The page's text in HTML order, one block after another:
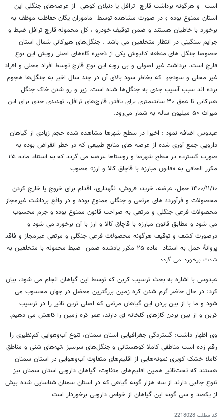
است و هرگونه برداشت قارچ ترافل یا دنبلان کوهی از عرصه‌های جنگلی این
استان ممنوع بوده و در صورت مشاهده توسط ماموران یگان حفاظت موظف به
برخورد با خاطیان هستند و ضمن توقیف خودرو ، کل محموله قارچ ترافل ضبط و
جرایم سنگینی در انتظار متخلفین می باشد . جنگل‌های هیرکانی شمال استان
خصوصا جنگل های منطقه کالپوش یکی از ذخیره گاه‌های اصلی رویش این نوع
قارچ است. برداشت غیر اصولی و بی رویه این نوع قارچ توسط افراد محلی و افراد
غیر محلی و سودجو که بخاطر سود بالای آن در چند سال اخیر به جنگل‌ها هجوم
برده اند سبب آسیب جدی به جنگل‌ها شده است. زیر و رو شدن خاک جنگل
هیرکانی تا عمق ۳۰ سانتیمتری برای یافتن قارچ‌های ترافل، تهدیدی جدی برای این
میراث ۵۰ میلیون ساله به شمار می‌رود.
عبدوس اضافه نمود : اخیرا در سطح شهرها مشاهده شده حجم زیادی از گیاهان
دارویی جمع آوری شده از عرصه های منابع طبیعی که در خطر انقراض بوده به
صورت گسترده در سطح شهرها و روستاها عرضه می گردد که به استناد ماده ۲۵
مکرر الحاقی به «قانون مبارزه با قاچاق کالا و ارز» مصوب
۱۴۰۰/۱۱/۱۰ حمل، عرضه، خرید، فروش، نگهداری، اقدام برای خروج یا خارج کردن
محصولات و فرآورده های مرتعی و جنگلی ممنوع بوده و در واقع برداشت غیرمجاز
محصولات فرعی جنگلی و مرتعی به صراحت قانون ممنوع بوده و جرم محسوب
می شود و مطابق قانون مبارزه با قاچاق کالا و ارز با آن برخورد می شود و
درصورت کشف و توقیف هرگونه محصولات فرعی جنگلی و مرتعی غیرمجاز و فاقد
پروانۀ حمل به استناد ماده ۲۵ مکرر یادشده ضمن ضبط محموله با متخلفین به
شدت برخورد می گردد
عبدوس با اشاره به بحث ترسیب کربن که توسط این گیاهان انجام می شود، بیان
کرد: در حال حاضر گرم شدن کره زمین بزرگترین معضل در جهان محسوب می
شود و ما با از بین بردن این گیاهان مرتعی که اصلی ترین تاثیر را در ترسیب
کربن و از بین بردن گازهای گلخانه ای دارند، عمر کره زمین را کاهش می دهیم.
وی اظهار داشت: گستردگی جغرافیایی استان سمنان، تنوع آب‌وهوایی کم‌نظیری را
رقم زده است مناطقی کاملا کوهستانی و جنگل‌های سرسبز ،تپه‌های شنی و مناطق
کاملا خشک کویری نمونه‌هایی از اقلیم‌های متفاوت آب‌وهوایی در استان سمنان
هستند که تحت‌تاثیر همین اقلیم‌های متفاوت، گیاهان دارویی استان سمنان نیز
تنوع جالبی دارند از سه هزار گونه گیاهی که در استان سمنان شناسایی شده بیش
از یکصد و سی گونه این گیاهان از خواص دارویی برخوردار است
کد مطلب2218028